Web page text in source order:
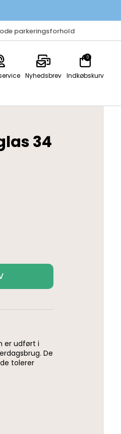
parkeringsforhold
Nyhedsbrev Indkøbskurv
0
34
er udført i
De
tolerer